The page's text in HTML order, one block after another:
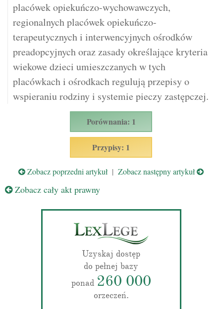
placówek opiekuńczo-wychowawczych,
regionalnych placówek opiekuńczo-
terapeutycznych i interwencyjnych ośrodków
preadopcyjnych oraz zasady określające kryteria
wiekowe dzieci umieszczanych w tych
placówkach i ośrodkach regulują przepisy o
wspieraniu rodziny i systemie pieczy zastępczej.
Porównania: 1
Przypisy: 1
Zobacz poprzedni artykuł | Zobacz następny artykuł
Zobacz cały akt prawny
Uzyskaj dostęp
do pełnej bazy
ponad 260 000
orzeczeń.